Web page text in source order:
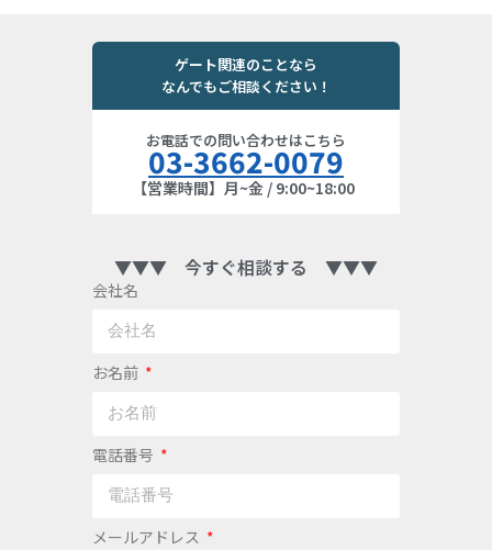
ゲート関連のことなら
なんでもご相談ください！
お電話での問い合わせはこちら
03-3662-0079
【営業時間】月~金 / 9:00~18:00
▼▼▼ 今すぐ相談する ▼▼▼
会社名
お名前
電話番号
メールアドレス